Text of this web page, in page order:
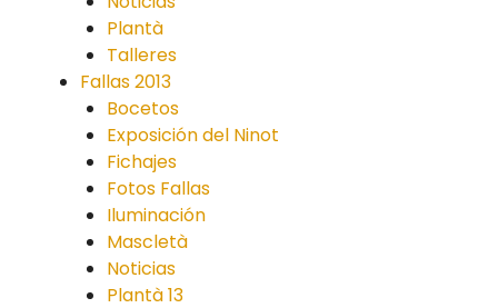
Plantà
Talleres
Fallas 2013
Bocetos
Exposición del Ninot
Fichajes
Fotos Fallas
Iluminación
Mascletà
Noticias
Plantà 13